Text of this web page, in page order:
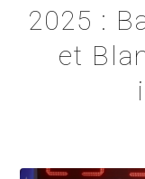
2025 :
et